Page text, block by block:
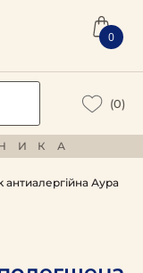
0
(0)
Аура